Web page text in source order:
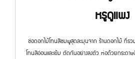
หรูดูแพง
ช่อดอกไม้โทนสีชมพูสุดละมุนจาก ร้านดอกไม้ ที่รว
โทนสีอ่อนและเข้ม ตัดกันอย่างลงตัว ห่อด้วยกระดา